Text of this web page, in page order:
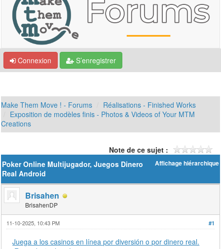
Connexion S’enregistrer
Make Them Move ! - Forums
Réalisations - Finished Works
Exposition de modèles finis - Photos & Videos of Your MTM
Creations
Note de ce sujet :
Affichage hiérarchique
Poker Online Multijugador, Juegos Dinero
Real Android
Brisahen
BrisahenDP
#1
11-10-2025, 10:43 PM
Juega a los casinos en línea por diversión o por dinero real.